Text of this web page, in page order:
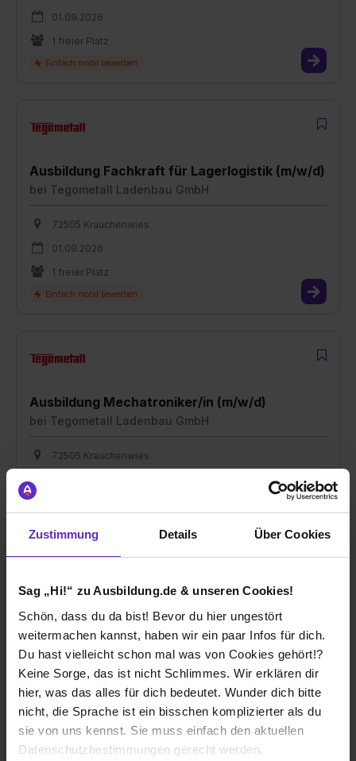
Zustimmung Details Über Cookies
Sag „Hi!“ zu Ausbildung.de & unseren Cookies!
Schön, dass du da bist! Bevor du hier ungestört
weitermachen kannst, haben wir ein paar Infos für dich.
Du hast vielleicht schon mal was von Cookies gehört!?
Keine Sorge, das ist nicht Schlimmes. Wir erklären dir
hier, was das alles für dich bedeutet. Wunder dich bitte
nicht, die Sprache ist ein bisschen komplizierter als du
sie von uns kennst. Sie muss einfach den aktuellen
Datenschutzbestimmungen gerecht werden.
01.09.2026
1 freier Platz
Ausbildung Fachkraft für Lagerlogistik (m/w/d)
bei Tegometall Ladenbau GmbH
72505 Krauchenwies
01.09.2026
1 freier Platz
Ausbildung Mechatroniker/in (m/w/d)
bei Tegometall Ladenbau GmbH
72505 Krauchenwies
Ausbildung Werkzeugmechaniker/in (m/w/d)
beiTegometall Ladenbau GmbH
72505 Krauchenwies
01.09.2026
1 freier Platz